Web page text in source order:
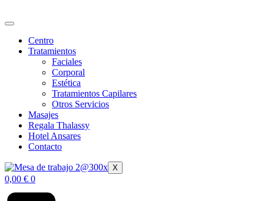
al
Centro
Tratamientos
Faciales
Corporal
Estética
Tratamientos Capilares
Otros Servicios
Masajes
Regala Thalassy
Hotel Ansares
Contacto
X
0,00 € 0